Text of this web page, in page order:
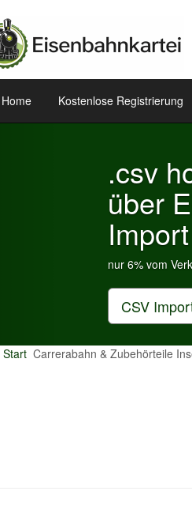
Home Kostenlose Registrierung
.csv
über
Import
nur 6% vom
CSV
Start Carrerabahn & Zubehörteile